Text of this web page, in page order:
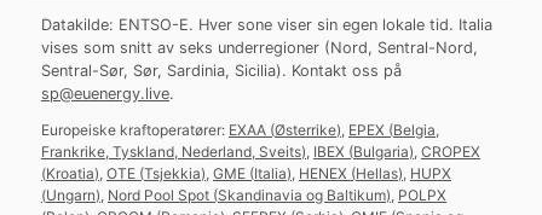
Datakilde: ENTSO-E. Hver sone viser sin egen lokale tid. Italia
vises som snitt av seks underregioner (Nord, Sentral-Nord,
Sentral-Sør, Sør, Sardinia, Sicilia). Kontakt oss på
sp@euenergy.live.
Europeiske kraftoperatører: EXAA (Østerrike), EPEX (Belgia,
Frankrike, Tyskland, Nederland, Sveits), IBEX (Bulgaria), CROPEX
(Kroatia), OTE (Tsjekkia), GME (Italia), HENEX (Hellas), HUPX
(Ungarn), Nord Pool Spot (Skandinavia og Baltikum), POLPX